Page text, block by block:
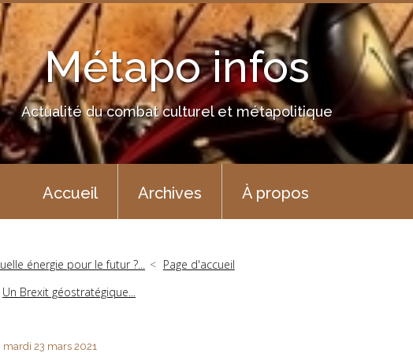
Métapo infos
Actualité du combat culturel et métapolitique
Accueil Archives À propos
énergie pour le futur ?...
Page d'accueil
Un Brexit géostratégique...
mardi 23 mars 2021